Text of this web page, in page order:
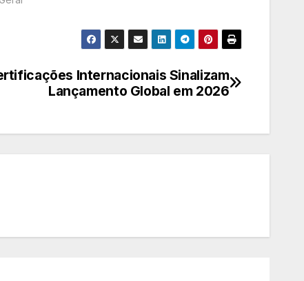
Internacionais Sinalizam
Lançamento Global em 2026